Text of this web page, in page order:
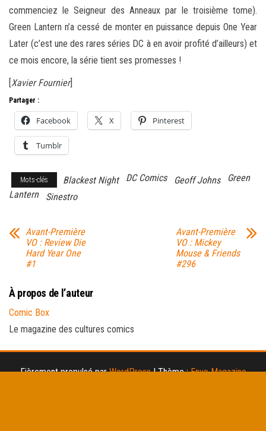
commenciez le Seigneur des Anneaux par le troisième tome).
Green Lantern n’a cessé de monter en puissance depuis One Year
Later (c’est une des rares séries DC à en avoir profité d’ailleurs) et
ce mois encore, la série tient ses promesses !
[Xavier Fournier]
Partager :
Facebook X Pinterest
Tumblr
Mots-clés Blackest Night DC Comics Geoff Johns
Green
Lantern
Sinestro
Avant-Première
VO : Review Die
Hard Year One
#1
Avant-Première
VO : Mickey
Mouse & Friends
#296
À propos de l’auteur
Comic Box
Le magazine des cultures comics
Fièrement propulsé parWordPress |Thème :Envo Magazine